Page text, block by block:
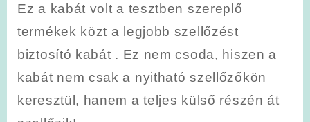
Ez a kabát volt a tesztben szereplő
termékek közt a legjobb szellőzést
biztosító kabát . Ez nem csoda, hiszen a
kabát nem csak a nyitható szellőzőkön
keresztül, hanem a teljes külső részén át